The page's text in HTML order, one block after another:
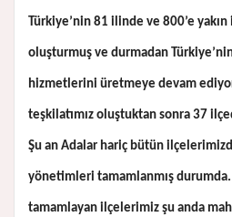
Türkiye’nin 81 ilinde ve 800’e
oluşturmuş ve durmadan
hizmetlerini üretmeye devam
teşkilatımız oluştuktan sonra 37
Şu an Adalar hariç bütün
yönetimleri tamamlanmış
tamamlayan ilçelerimiz şu anda